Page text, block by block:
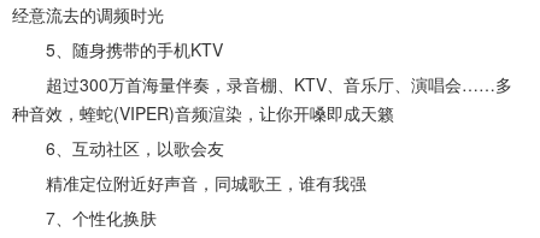
经意流去的调频时光
5、随身携带的手机KTV
超过300万首海量伴奏，录音棚、KTV、音乐厅、演唱会……多
种音效，蝰蛇(VIPER)音频渲染，让你开嗓即成天籁
6、互动社区，以歌会友
精准定位附近好声音，同城歌王，谁有我强
7、个性化换肤